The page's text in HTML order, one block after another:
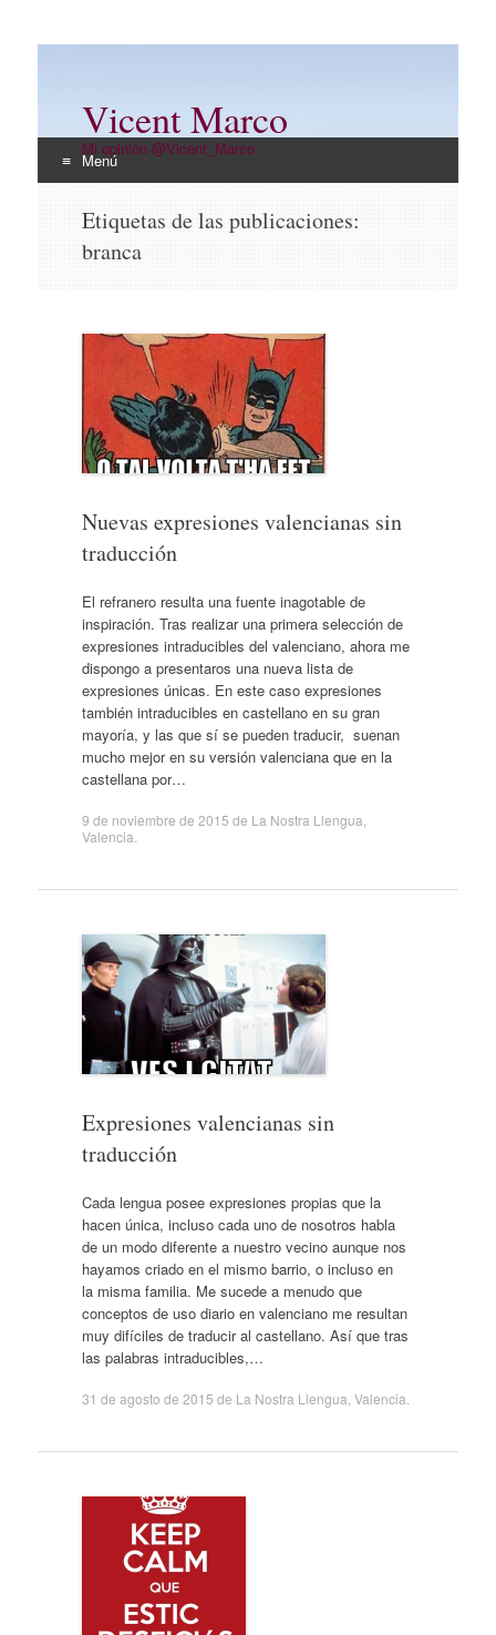
Vicent Marco
Mi opinión @Vicent_Marco
Menú
contenido
Etiquetas de las publicaciones:
branca
Nuevas expresiones valencianas sin
traducción
El refranero resulta una fuente inagotable de
inspiración. Tras realizar una primera selección de
expresiones intraducibles del valenciano, ahora me
dispongo a presentaros una nueva lista de
expresiones únicas. En este caso expresiones
también intraducibles en castellano en su gran
mayoría, y las que sí se pueden traducir, suenan
mucho mejor en su versión valenciana que en la
castellana por…
9 de noviembre de 2015 de La Nostra Llengua
Valencia
Expresiones valencianas sin
traducción
Cada lengua posee expresiones propias que la
hacen única, incluso cada uno de nosotros habla
de un modo diferente a nuestro vecino aunque nos
hayamos criado en el mismo barrio, o incluso en
la misma familia. Me sucede a menudo que
conceptos de uso diario en valenciano me resultan
muy difíciles de traducir al castellano. Así que tras
las palabras intraducibles,…
31 de agosto de 2015 de La Nostra Llengua Valencia